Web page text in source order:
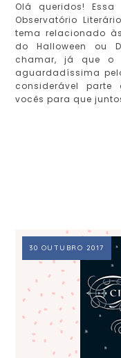
Olá queridos!
Observatório
tema relacionado
do Halloween ou
chamar, já que o
aguardadíssima
considerável parte
vocês para que
30 OUTUBRO 2017